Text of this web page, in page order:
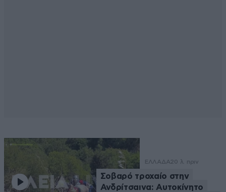
ΕΛΛΑΔΑ20 λ. πριν
Σοβαρό τροχαίο στην
Ανδρίτσαινα: Αυτοκίνητο